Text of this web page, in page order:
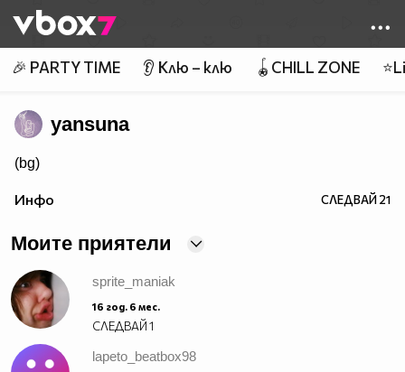
👾
🎉 PARTY TIME 👂 Клю – клю 🪀CHILL ZONE
yansuna
(bg)
Инфо СЛЕДВАЙ21
Моите приятели
sprite_maniak
16 год. 6 мес.
СЛЕДВАЙ1
lapeto_beatbox98